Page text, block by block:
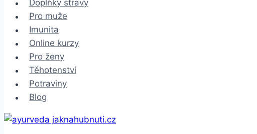
Doplňky stravy
Pro muže
Imunita
Online kurzy
Pro ženy
Těhotenství
Potraviny
Blog